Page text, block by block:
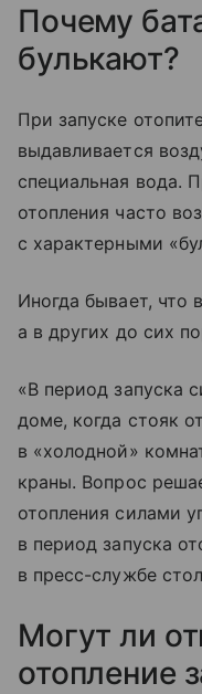
Почему
булькают?
При запуске
выдавливается
специальная вода.
отопления часто
с характерными
Иногда бывает, что
а в других до сих
«В период запуска
доме, когда стояк
в «холодной»
краны. Вопрос
отопления силами
в период запуска
в пресс-службе
Могут ли
отопление